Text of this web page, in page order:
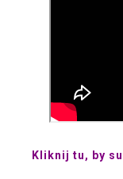
Kliknij tu, by